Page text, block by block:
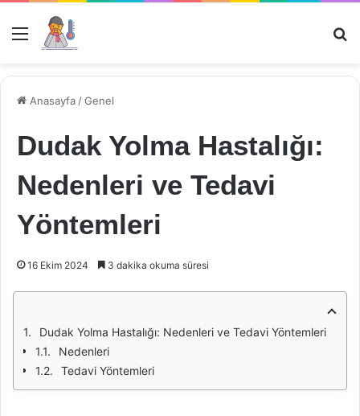
Menü
Anasayfa /Genel
Dudak Yolma Hastalığı:
Nedenleri ve Tedavi
Yöntemleri
16 Ekim 2024 3 dakika okuma süresi
Dudak Yolma Hastalığı: Nedenleri ve Tedavi Yöntemleri
Nedenleri
Tedavi Yöntemleri